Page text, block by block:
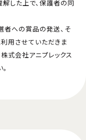
した上で、保護者の同
者への賞品の発送、そ
用させていただきま
式会社アニプレックス